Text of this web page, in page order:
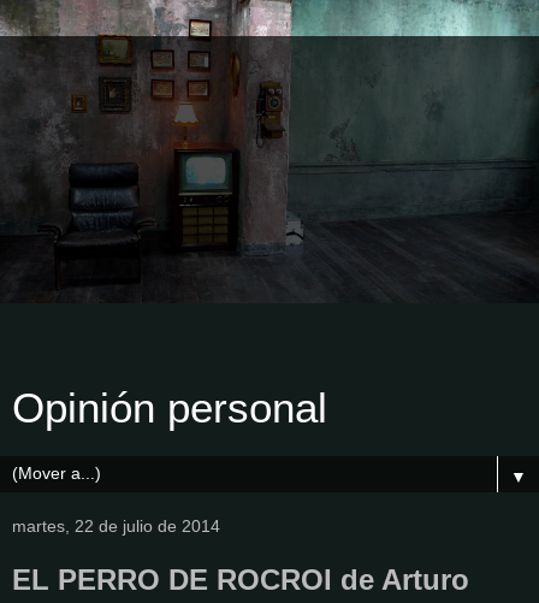
Opinión personal
▼
martes, 22 de julio de 2014
EL PERRO DE ROCROI de Arturo